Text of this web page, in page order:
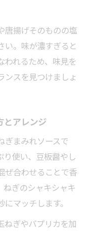
唐揚げそのものの塩
い。味が濃すぎると
われるため、味見を
ンスを見つけましょ
とアレンジ
ぎまみれソースで
り使い、豆板醤やし
ぜ合わせることで香
ねぎのシャキシャキ
マッチします。
ねぎやパプリカを加